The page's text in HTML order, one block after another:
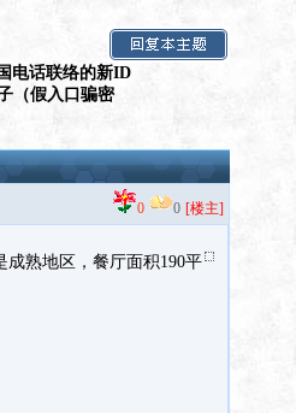
电话联络的新ID
（假入口骗密
0 0 [楼主]
熟地区，餐厅面积190平